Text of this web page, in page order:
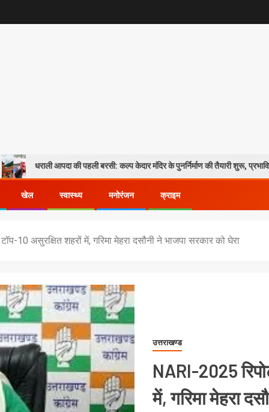
आपदा की पहली बरसी: कल्प केदार मंदिर के पुनर्निर्माण की तैयारी शुरू, प्रभावितों के पुनर्वास को
खेल स्वास्थ्य मनोरंजन क्राइम
10 असुरक्षित शहरों में, गरिमा मेहरा दसौनी ने भाजपा सरकार को घेरा
उत्तराखण्ड
NARI-2025
में, गरिमा मेहरा